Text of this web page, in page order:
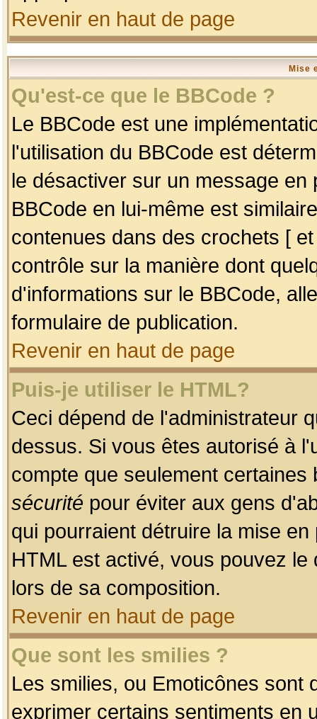
Revenir en haut de page
Mise
Qu'est-ce que le BBCode ?
Le BBCode est une
l'utilisation du BBCode est
le désactiver sur un message
BBCode en lui-même est
contenues dans des crochets [
contrôle sur la manière dont
d'informations sur le BBCode,
formulaire de publication.
Revenir en haut de page
Puis-je utiliser le HTML?
Ceci dépend de l'administrateur
dessus. Si vous êtes autorisé à
compte que seulement
sécurité pour éviter aux gens
qui pourraient détruire la mise
HTML est activé, vous pouvez
lors de sa composition.
Revenir en haut de page
Que sont les smilies ?
Les smilies, ou Emoticônes sont
exprimer certains sentiments en